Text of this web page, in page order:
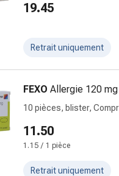
adhésives
tissulaire
Tampons
médicaux
Douleurs
19.45
Retrait uniquement
FEXO Allergie 120 mg
10 pièces, blister,
11.50
1.15 / 1 pièce
Retrait uniquement